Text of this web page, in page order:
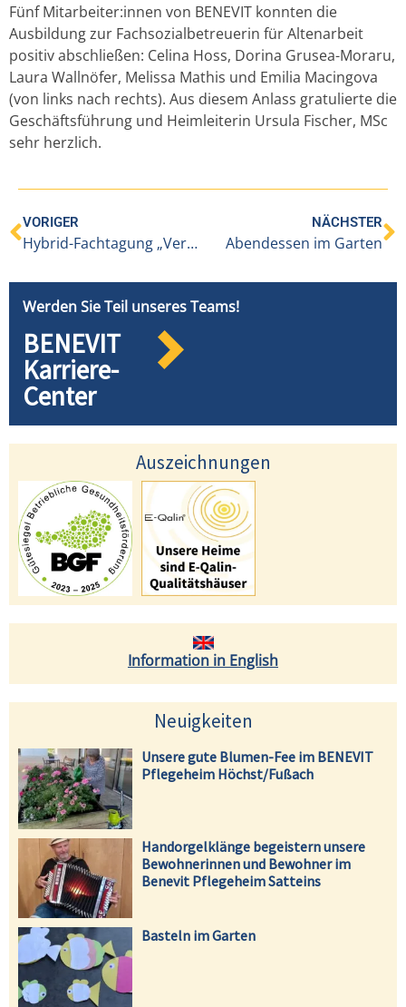
Fünf Mitarbeiter:innen von BENEVIT konnten die
Ausbildung zur Fachsozialbetreuerin für Altenarbeit
positiv abschließen: Celina Hoss, Dorina Grusea-Moraru,
Laura Wallnöfer, Melissa Mathis und Emilia Macingova
(von links nach rechts). Aus diesem Anlass gratulierte die
Geschäftsführung und Heimleiterin Ursula Fischer, MSc
sehr herzlich.
VORIGER
Hybrid-Fachtagung „Vertrauen.Zukunft.Weg“ mit Führungskräften von BENEVIT
NÄCHSTER
Abendessen im Garten
Werden Sie Teil unseres Teams!
BENEVIT
Karriere-
Center
Auszeichnungen
Information in English
Neuigkeiten
Unsere gute Blumen-Fee im BENEVIT
Pflegeheim Höchst/Fußach
Handorgelklänge begeistern unsere
Bewohnerinnen und Bewohner im
Benevit Pflegeheim Satteins
Basteln im Garten